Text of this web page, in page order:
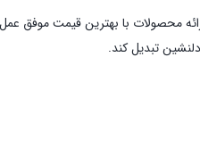
محصولات با بهترین قیمت موفق
تبدیل کند.